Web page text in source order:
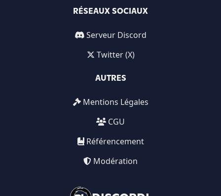
RÉSEAUX SOCIAUX
Serveur Discord
Twitter (X)
AUTRES
Mentions Légales
CGU
Référencement
Modération